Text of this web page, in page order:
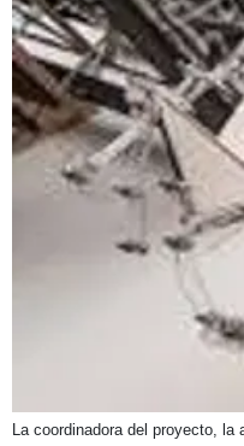
La coordinadora del proyecto,